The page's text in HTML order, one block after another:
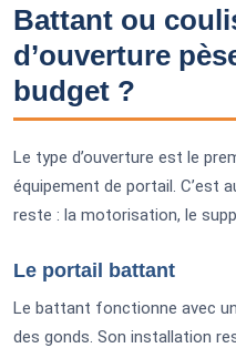
Battant ou
d’ouverture
budget ?
Le type d’ouverture est le
équipement de portail. C’est
reste : la motorisation, le
Le portail battant
Le battant fonctionne avec
des gonds. Son installation